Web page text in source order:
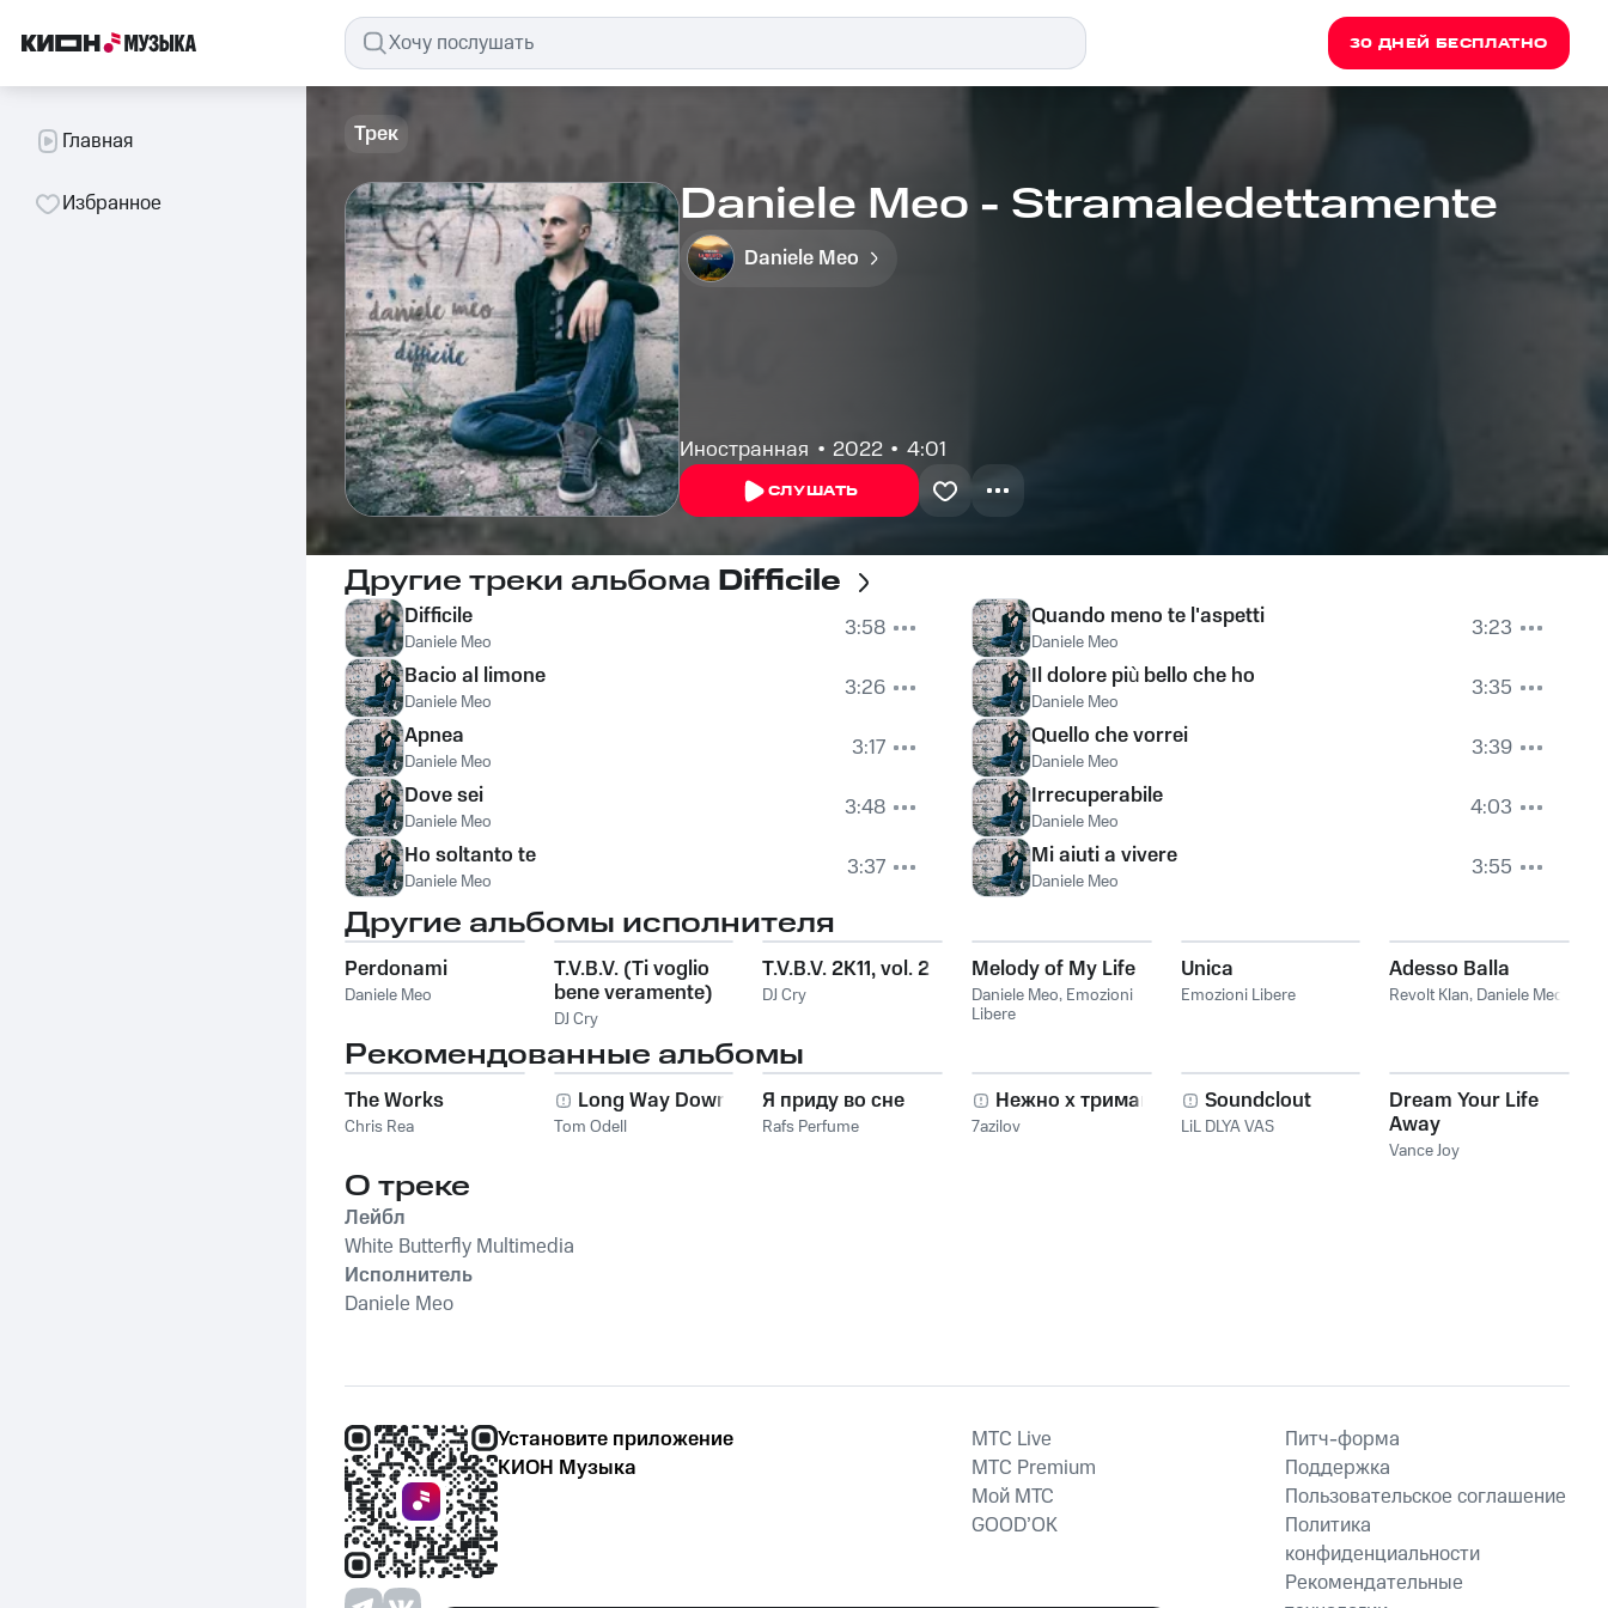
30 ДНЕЙ БЕСПЛАТНО
Главная
Избранное
Трек
Daniele Meo - Stramaledettamente
Daniele Meo
Иностранная 2022 4:01
СЛУШАТЬ
Другие треки альбома Difficile
Difficile
Daniele Meo
3:58
Bacio al limone
Daniele Meo
3:26
Apnea
Daniele Meo
3:17
Dove sei
Daniele Meo
3:48
Ho soltanto te
Daniele Meo 3:37
Quando meno te l'aspetti
Daniele Meo
3:23
Il dolore più bello che ho
Daniele Meo
3:35
Quello che vorrei
Daniele Meo
3:39
Irrecuperabile
Daniele Meo
4:03
Mi aiuti a vivere
Daniele Meo 3:55
Другие альбомы исполнителя
Perdonami
Daniele Meo
T.V.B.V. (Ti voglio
bene veramente)
2K11
DJ Cry
T.V.B.V. 2K11, vol. 2
DJ Cry
Melody of My Life
Daniele Meo, Emozioni
Libere
Unica
Emozioni Libere
Adesso Balla
Revolt Klan, Daniele Meo
Рекомендованные альбомы
The Works
Chris Rea
Long Way Down
Tom Odell
Я приду во сне
Rafs Perfume
Нежно х тримай
7azilov
Soundclout
LiL DLYA VAS
Dream Your Life
Away
Vance Joy
О треке
Лейбл
White Butterfly Multimedia
Исполнитель
Daniele Meo
Установите приложение
КИОН Музыка
MTС Live
MTС Premium
Мой МТС
GOOD’OK
Питч-форма
Поддержка
Пользовательское соглашение
Политика
конфиденциальности
Рекомендательные